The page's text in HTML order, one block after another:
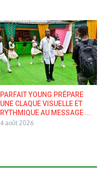
PARFAIT YOUNG PRÉPARE
UNE CLAQUE VISUELLE ET
RYTHMIQUE AU MESSAGE ...
4 août 2026